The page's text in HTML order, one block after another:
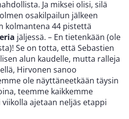
Ja miksei olisi, silä
osakilpailun jälkeen
kolmantena 44 pistettä
jäljessä. – En tietenkään (ole
Se on totta, että Sebastien
alun kaudelle, mutta ralleja
Hirvonen sanoo
ole näyttäneetkään täysin
teemme kaikkemme
ajetaan neljäs etappi